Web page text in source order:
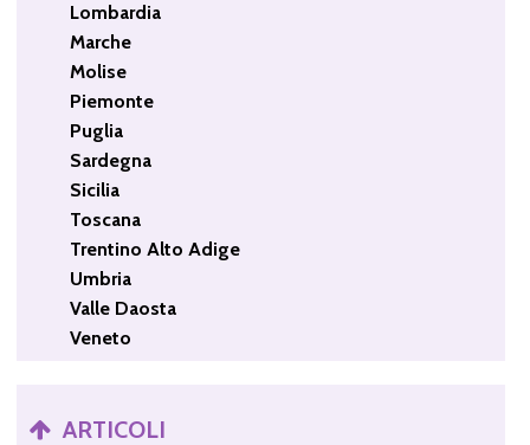
Lombardia
Marche
Molise
Piemonte
Puglia
Sardegna
Sicilia
Toscana
Trentino Alto Adige
Umbria
Valle Daosta
Veneto
ARTICOLI